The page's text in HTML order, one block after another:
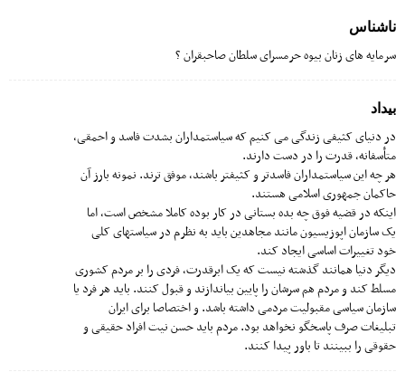
ناشناس
سرمایه های زنان بیوه حرمسرای سلطان صاحبقران ؟
بیداد
در دنیای کثیفی زندگی می کنیم که سیاستمداران بشدت فاسد و احمقی،
متأسفانه، قدرت را در دست دارند.
هر چه این سیاستمداران فاسدتر و کثیفتر باشند، موفق‌ ترند. نمونه بارز آن
حاکمان جمهوری اسلامی هستند.
اینکه در قضیه فوق چه بده بستانی در کار بوده کاملا مشخص است، اما
یک سازمان اپوزیسیون مانند مجاهدین باید به نظرم در سیاستهای کلی
خود تغییرات اساسی ایجاد کند.
دیگر دنیا همانند گذشته نیست که یک ابرقدرت، فردی را بر مردم کشوری
مسلط کند و مردم هم سرشان را پایین بیاندازند و قبول کنند. باید هر فرد یا
سازمان سیاسی مقبولیت مردمی داشته باشد. و اختصاصا برای ایران
تبلیغات صرف پاسخگو نخواهد بود. مردم باید حسن نیت افراد حقیقی و
حقوقی را ببینند تا باور پیدا کنند.